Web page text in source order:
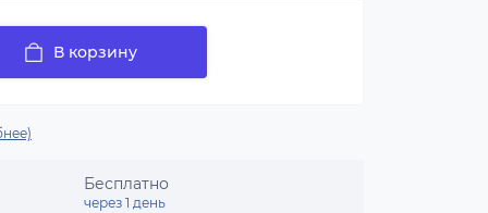
В корзину
Бесплатно
через 1 день